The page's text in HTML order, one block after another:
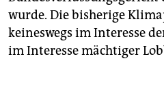
wurde. Die bisherige
keineswegs im Interesse
im Interesse mächtiger